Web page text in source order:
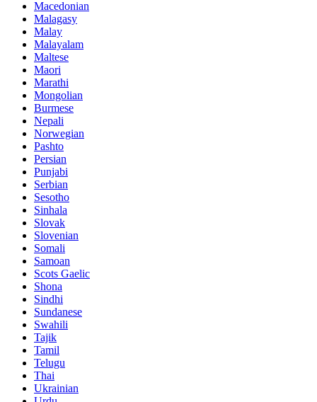
Macedonian
Malagasy
Malay
Malayalam
Maltese
Maori
Marathi
Mongolian
Burmese
Nepali
Norwegian
Pashto
Persian
Punjabi
Serbian
Sesotho
Sinhala
Slovak
Slovenian
Somali
Samoan
Scots Gaelic
Shona
Sindhi
Sundanese
Swahili
Tajik
Tamil
Telugu
Thai
Ukrainian